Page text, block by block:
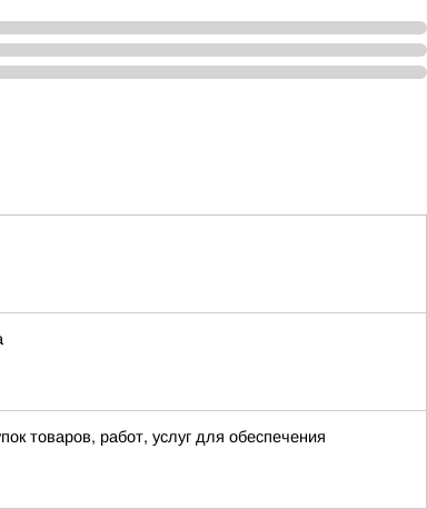
товаров, работ, услуг для обеспечения